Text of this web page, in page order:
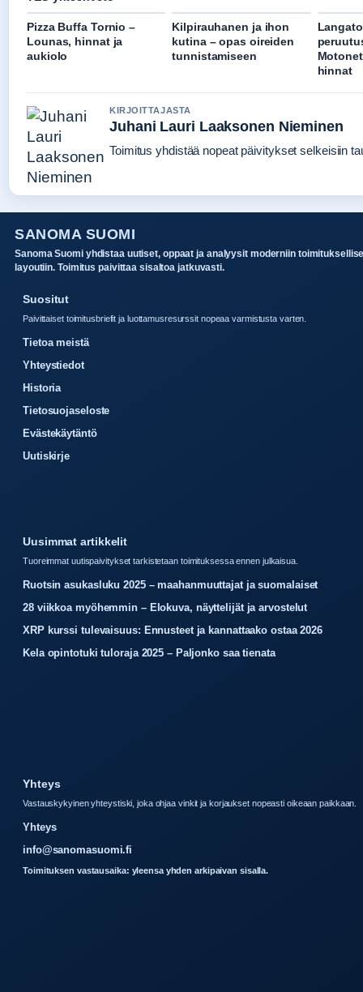
Pizza Buffa Tornio –
Lounas, hinnat ja
aukiolo
Kilpirauhanen ja ihon
kutina – opas oireiden
tunnistamiseen
hinnat
KIRJOITTAJASTA
Juhani Lauri Laaksonen Nieminen
Toimitus yhdistää nopeat päivitykset selkeisiin
SANOMA SUOMI
Sanoma Suomi yhdistaa uutiset, oppaat ja analyysit moderniin
layoutiin. Toimitus paivittaa sisaltoa jatkuvasti.
Suositut
Paivittaiset toimitusbriefit ja luottamusresurssit nopeaa varmistusta varten.
Tietoa meistä
Yhteystiedot
Historia
Tietosuojaseloste
Evästekäytäntö
Uutiskirje
Uusimmat artikkelit
Tuoreimmat uutispaivitykset tarkistetaan toimituksessa ennen julkaisua.
Ruotsin asukasluku 2025 – maahanmuuttajat ja suomalaiset
28 viikkoa myöhemmin – Elokuva, näyttelijät ja arvostelut
XRP kurssi tulevaisuus: Ennusteet ja kannattaako ostaa 2026
Kela opintotuki tuloraja 2025 – Paljonko saa tienata
Yhteys
Vastauskykyinen yhteystiski, joka ohjaa vinkit ja korjaukset nopeasti oikeaan paikkaan.
Yhteys
info@sanomasuomi.fi
Toimituksen vastausaika: yleensa yhden arkipaivan sisalla.